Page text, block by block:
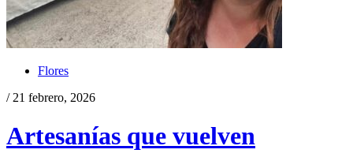
Flores
/ 21 febrero, 2026
Artesanías que vuelven